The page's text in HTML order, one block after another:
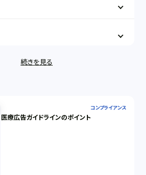
続きを見る
コンプライアンス
医療広告ガイドラインのポイント